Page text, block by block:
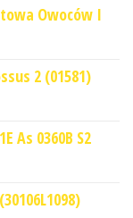
Owoców I
2 (01581)
As 0360B S2